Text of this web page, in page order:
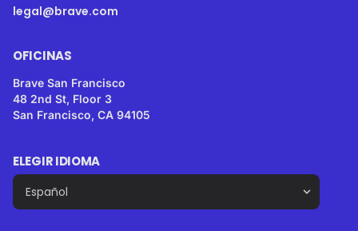
legal@brave.com
OFICINAS
Brave San Francisco
48 2nd St, Floor 3
San Francisco, CA 94105
ELEGIR IDIOMA